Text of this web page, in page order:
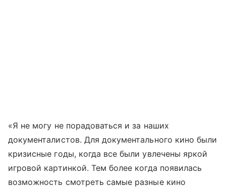
«Я не могу не порадоваться и за наших
документалистов. Для документального кино были
кризисные годы, когда все были увлечены яркой
игровой картинкой. Тем более когда появилась
возможность смотреть самые разные кино